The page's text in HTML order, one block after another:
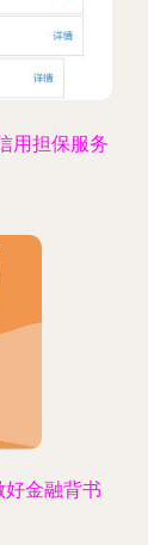
用担保服务
金融背书